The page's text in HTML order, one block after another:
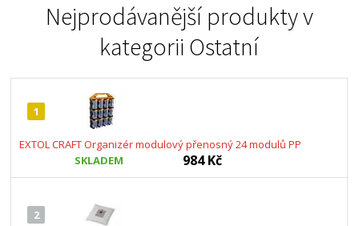
Nejprodávanější produkty v
kategorii Ostatní
1
EXTOL CRAFT Organizér modulový přenosný 24 modulů PP
SKLADEM
984 Kč
2